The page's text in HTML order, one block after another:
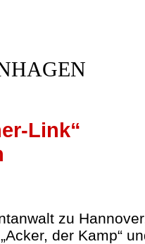
Link“
zu
der Kamp“